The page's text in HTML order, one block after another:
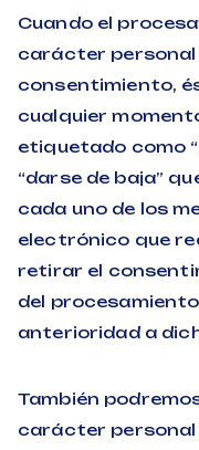
Cuando el
carácter personal
consentimiento,
cualquier
etiquetado como
“darse de baja”
cada uno de los
electrónico que
retirar el
del
anterioridad a
También
carácter personal